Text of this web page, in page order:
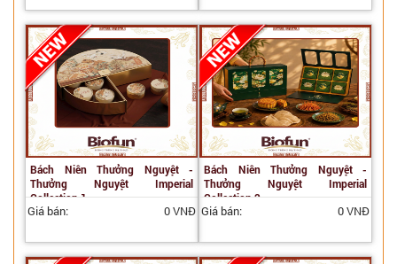
Bách Niên Thưởng Nguyệt -
Thưởng Nguyệt Imperial
Collection 1
Giá bán: 0 VNĐ
Bách Niên Thưởng Nguyệt -
Thưởng Nguyệt Imperial
Collection 2
Giá bán: 0 VNĐ